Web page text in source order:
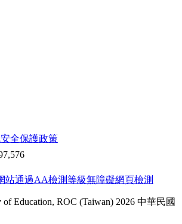
全保護政策
Education, ROC (Taiwan) 2026 中華民國